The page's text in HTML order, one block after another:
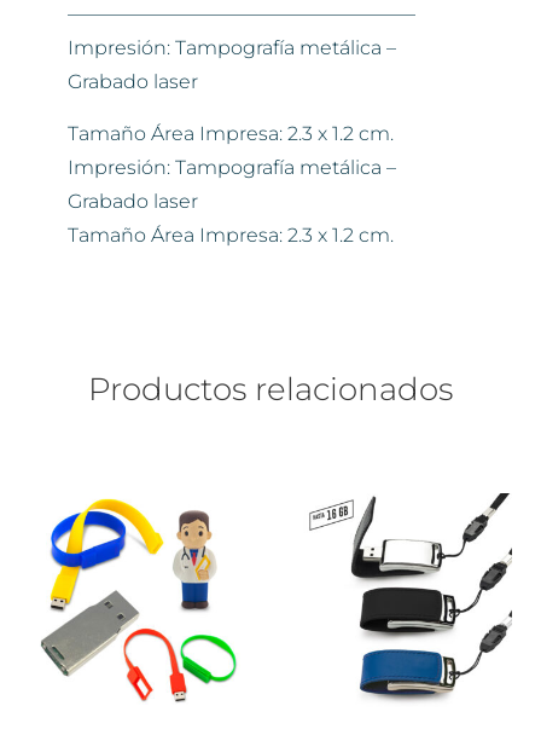
——————————————————
Impresión: Tampografía metálica –
Grabado laser
Tamaño Área Impresa: 2.3 x 1.2 cm.
Impresión: Tampografía metálica –
Grabado laser
Tamaño Área Impresa: 2.3 x 1.2 cm.
Productos relacionados